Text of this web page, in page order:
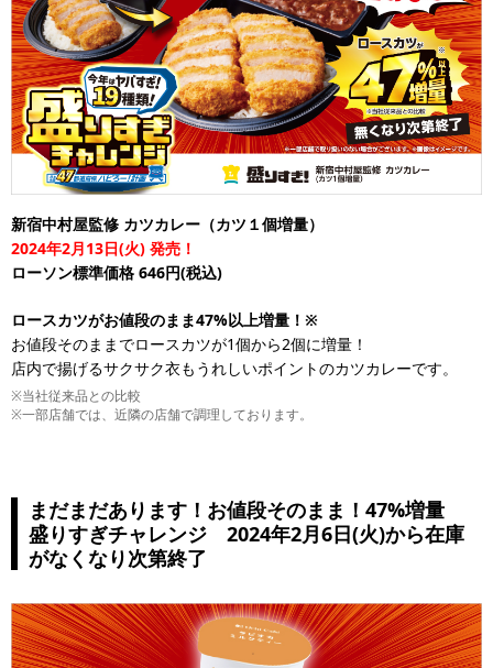
新宿中村屋監修 カツカレー（カツ１個増量）
2024年2月13日(火) 発売！
ローソン標準価格 646円(税込)
ロースカツがお値段のまま47%以上増量！※
お値段そのままでロースカツが1個から2個に増量！
店内で揚げるサクサク衣もうれしいポイントのカツカレーです。
※当社従来品との比較
※一部店舗では、近隣の店舗で調理しております。
まだまだあります！お値段そのまま！47%増量
盛りすぎチャレンジ 2024年2月6日(火)から在庫
がなくなり次第終了